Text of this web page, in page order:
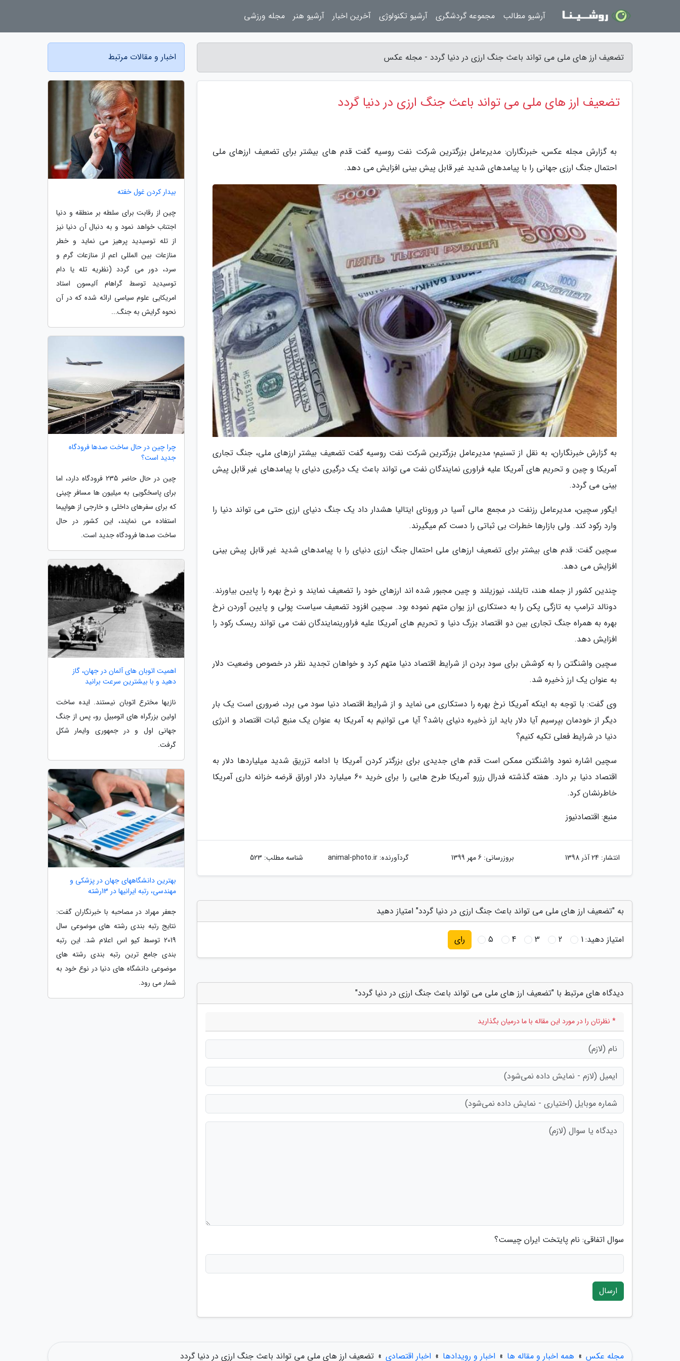
تضعیف ارز های ملی می تواند باعث جنگ ارزی در دنیا گردد - مجله عکس
تضعیف ارز های ملی می تواند باعث جنگ ارزی در دنیا گردد
به گزارش مجله عکس، خبرنگاران: مدیرعامل بزرگترین شرکت نفت روسیه گفت قدم های بیشتر برای تضعیف ارزهای ملی
احتمال جنگ ارزی جهانی را با پیامدهای شدید غیر قابل پیش بینی افزایش می دهد.
به گزارش خبرنگاران، به نقل از تسنیم؛ مدیرعامل بزرگترین شرکت نفت روسیه گفت تضعیف بیشتر ارزهای ملی، جنگ تجاری
آمریکا و چین و تحریم های آمریکا علیه فراوری نمایندگان نفت می تواند باعث یک درگیری دنیای با پیامدهای غیر قابل پیش
بینی می گردد.
ایگور سچین، مدیرعامل رزنفت در مجمع مالی آسیا در ورونای ایتالیا هشدار داد یک جنگ دنیای ارزی حتی می تواند دنیا را
وارد رکود کند. ولی بازارها خطرات بی ثباتی را دست کم میگیرند.
سچین گفت: قدم های بیشتر برای تضعیف ارزهای ملی احتمال جنگ ارزی دنیای را با پیامدهای شدید غیر قابل پیش بینی
افزایش می دهد.
چندین کشور از جمله هند، تایلند، نیوزیلند و چین مجبور شده اند ارزهای خود را تضعیف نمایند و نرخ بهره را پایین بیاورند.
دونالد ترامپ به تازگی پکن را به دستکاری ارز یوان متهم نموده بود. سچین افزود تضعیف سیاست پولی و پایین آوردن نرخ
بهره به همراه جنگ تجاری بین دو اقتصاد بزرگ دنیا و تحریم های آمریکا علیه فراورینمایندگان نفت می تواند ریسک رکود را
افزایش دهد.
سچین واشنگتن را به کوشش برای سود بردن از شرایط اقتصاد دنیا متهم کرد و خواهان تجدید نظر در خصوص وضعیت دلار
به عنوان یک ارز ذخیره شد.
وی گفت: با توجه به اینکه آمریکا نرخ بهره را دستکاری می نماید و از شرایط اقتصاد دنیا سود می برد، ضروری است یک بار
دیگر از خودمان بپرسیم آیا دلار باید ارز ذخیره دنیای باشد؟ آیا می توانیم به آمریکا به عنوان یک منبع ثبات اقتصاد و انرژی
دنیا در شرایط فعلی تکیه کنیم؟
سچین اشاره نمود واشنگتن ممکن است قدم های جدیدی برای بزرگتر کردن آمریکا با ادامه تزریق شدید میلیاردها دلار به
اقتصاد دنیا بر دارد. هفته گذشته فدرال رزرو آمریکا طرح هایی را برای خرید 60 میلیارد دلار اوراق قرضه خزانه داری آمریکا
خاطرنشان کرد.
منبع: اقتصادنیوز
انتشار: 24 آذر 1398 بروزرسانی: 6 مهر 1399 گردآورنده:animal-photo.ir شناسه مطلب: 523
به "تضعیف ارز های ملی می تواند باعث جنگ ارزی در دنیا گردد" امتیاز دهید
امتیاز دهید:1
2
3
4
5 رای
دیدگاه های مرتبط با "تضعیف ارز های ملی می تواند باعث جنگ ارزی در دنیا گردد"
* نظرتان را در مورد این مقاله با ما درمیان بگذارید
سوال اتفاقی: نام پایتخت ایران چیست؟
ارسال
اخبار و مقالات مرتبط
بیدار کردن غول خفته
چین از رقابت برای سلطه بر منطقه و دنیا
اجتناب خواهد نمود و به دنبال آن دنیا نیز
از تله توسیدید پرهیز می نماید و خطر
منازعات بین المللی اعم از منازعات گرم و
سرد، دور می گردد (نظریه تله یا دام
توسیدید توسط گراهام آلیسون استاد
امریکایی علوم سیاسی ارائه شده که در آن
نحوه گرایش به جنگ...
چرا چین در حال ساخت صدها فرودگاه
جدید است؟
چین در حال حاضر 235 فرودگاه دارد، اما
برای پاسخگویی به میلیون ها مسافر چینی
که برای سفرهای داخلی و خارجی از هواپیما
استفاده می نمایند، این کشور در حال
ساخت صدها فرودگاه جدید است.
اهمیت اتوبان های آلمان در جهان، گاز
دهید و با بیشترین سرعت برانید
نازیها مخترع اتوبان نیستند. ایده ساخت
اولین بزرگراه های اتومبیل رو، پس از جنگ
جهانی اول و در جمهوری وایمار شکل
گرفت.
بهترین دانشگاههای جهان در پزشکی و
مهندسی، رتبه ایرانیها در 13رشته
جعفر مهراد در مصاحبه با خبرنگاران گفت:
نتایج رتبه بندی رشته های موضوعی سال
2019 توسط کیو اس اعلام شد. این رتبه
بندی جامع ترین رتبه بندی رشته های
موضوعی دانشگاه های دنیا در نوع خود به
شمار می رود.
مجله عکس » همه اخبار و مقاله ها » اخبار و رویدادها » اخبار اقتصادی » تضعیف ارز های ملی می تواند باعث جنگ ارزی در دنیا گردد
آرشیو مطالب مجموعه گردشگری آرشیو تکنولوژی آخرین اخبار آرشیو هنر مجله ورزشی